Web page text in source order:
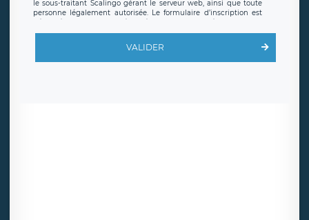
le sous-traitant Scalingo gérant le serveur web, ainsi que toute
personne légalement autorisée. Le formulaire d’inscription est
offrant desclauses de protection conformes au RGPD. Les
en sollicite la suppression, étant entendu que vous pouvez
demander la suppression de vos données et retirer votre
VALIDER